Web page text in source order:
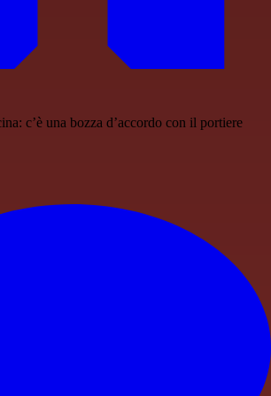
c’è una bozza d’accordo con il portiere